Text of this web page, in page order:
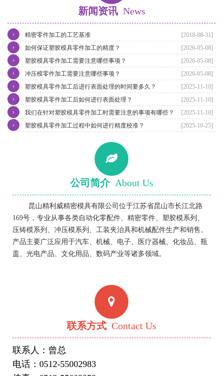
新闻资讯 News
[2018-08-31]
精密零件加工的工艺基准
›
[2026-05-08]
如何保证塑胶模具零件加工的精度？
›
[2026-05-08]
塑胶模具零件加工需要注意哪些事项？
›
[2026-05-08]
冲压模零件加工需要注意哪些事项？
›
[2025-11-10]
塑胶模具零件加工后进行表面处理的时间要多久？
›
[2025-11-10]
塑胶模具零件加工后如何进行表面处理？
›
[2025-11-10]
我们在针对塑胶模具零件加工时需要注意的事项有哪些？
›
[2025-10-25]
塑胶模具零件加工过程中如何进行精度校准？
›
公司简介 About Us
昆山精利威精密模具有限公司位于江苏省昆山市长江北路
169号，专业从事各类自动化零配件、精密零件、塑胶模系列、
压铸模系列、冲压模系列、工装夹治具和机械配件生产和销售。
产品主要广泛应用于汽车、机械、电子、医疗器械、化妆品、瓶
盖、光电产品、文化用品、数码产业等诸多领域。
联系方式 Contact Us
联系人：曾总
电话：0512-55002983